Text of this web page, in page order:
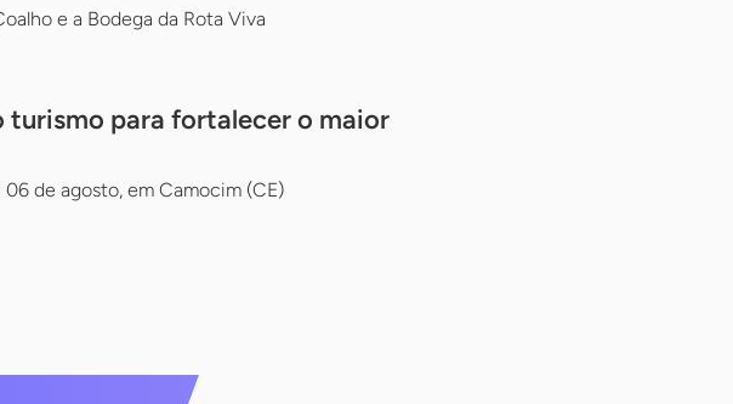
e a Bodega da Rota Viva
turismo para fortalecer o maior
de agosto, em Camocim (CE)